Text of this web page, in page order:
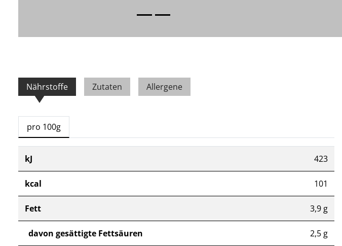
Nährstoffe Zutaten Allergene
pro 100g
kJ 423
kcal 101
Fett 3,9 g
davon gesättigte Fettsäuren 2,5 g